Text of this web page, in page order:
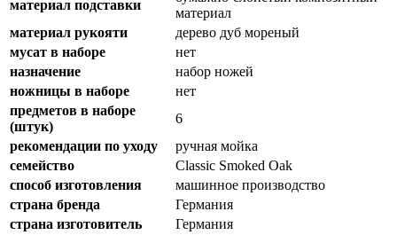
материал подставки
материал
материал рукояти
дерево дуб мореный
мусат в наборе
нет
назначение
набор ножей
ножницы в наборе
нет
предметов в наборе
(штук)
6
рекомендации по уходу
ручная мойка
семейство
Classic Smoked Oak
способ изготовления
машинное производство
страна бренда
Германия
страна изготовитель
Германия